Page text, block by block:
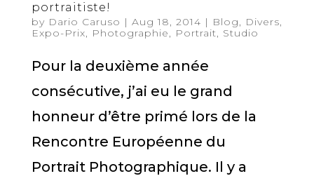
portraitiste!
by Dario Caruso | Aug 18, 2014 | Blog, Divers,
Expo-Prix, Photographie, Portrait, Studio
Pour la deuxième année
consécutive, j’ai eu le grand
honneur d’être primé lors de la
Rencontre Européenne du
Portrait Photographique. Il y a